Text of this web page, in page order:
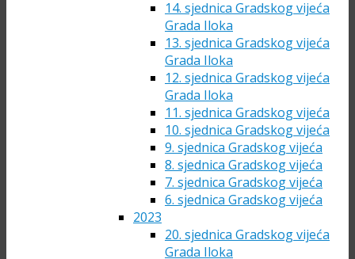
14. sjednica Gradskog vijeća
Grada Iloka
13. sjednica Gradskog vijeća
Grada Iloka
12. sjednica Gradskog vijeća
Grada Iloka
11. sjednica Gradskog vijeća
10. sjednica Gradskog vijeća
9. sjednica Gradskog vijeća
8. sjednica Gradskog vijeća
7. sjednica Gradskog vijeća
6. sjednica Gradskog vijeća
2023
20. sjednica Gradskog vijeća
Grada Iloka